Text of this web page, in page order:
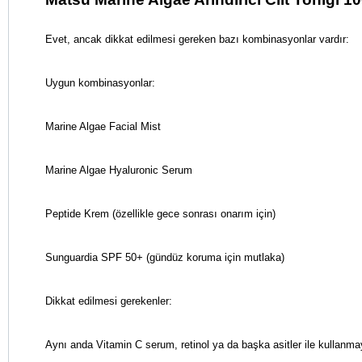
Evet, ancak dikkat edilmesi gereken bazı kombinasyonlar vardır:
Uygun kombinasyonlar:
Marine Algae Facial Mist
Marine Algae Hyaluronic Serum
Peptide Krem (özellikle gece sonrası onarım için)
Sunguardia SPF 50+ (gündüz koruma için mutlaka)
Dikkat edilmesi gerekenler:
Aynı anda Vitamin C serum, retinol ya da başka asitler ile